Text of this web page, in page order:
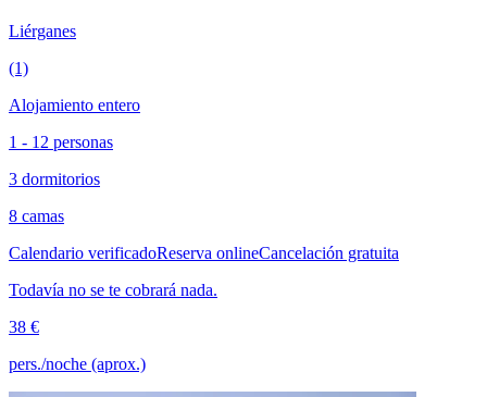
Liérganes
(1)
Alojamiento entero
1 - 12 personas
3 dormitorios
8 camas
Calendario verificadoReserva onlineCancelación gratuita
Todavía no se te cobrará nada.
38 €
pers./noche (aprox.)